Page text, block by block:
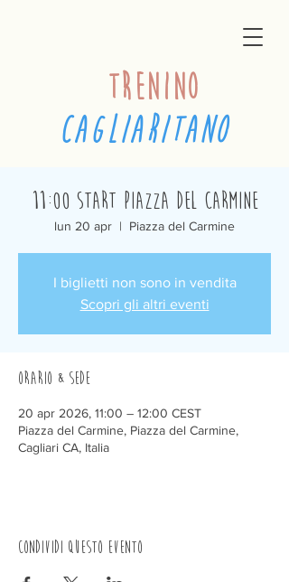
trenino
cagliaritano
11:00 Start Piazza del Carmine
lun 20 apr
  |
Piazza del Carmine
I biglietti non sono in vendita
Scopri gli altri eventi
Orario & Sede
20 apr 2026, 11:00 – 12:00 CEST
Piazza del Carmine, Piazza del Carmine,
Cagliari CA, Italia
Condividi questo evento